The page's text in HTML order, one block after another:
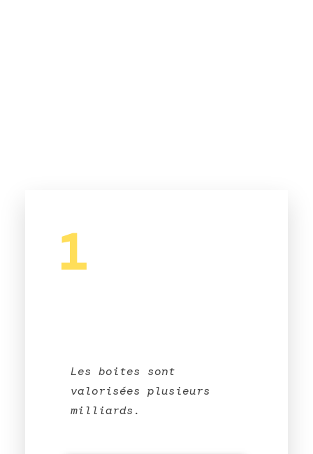
1
Les boites sont
valorisées plusieurs
milliards.